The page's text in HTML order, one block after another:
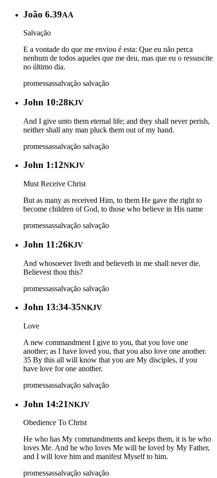
João 6.39AA
Salvação
E a vontade do que me enviou é esta: Que eu não perca
nenhum de todos aqueles que me deu, mas que eu o ressuscite
no último dia.
promessassalvação salvação
John 10:28KJV
And I give unto them eternal life; and they shall never perish,
neither shall any man pluck them out of my hand.
promessassalvação salvação
John 1:12NKJV
Must Receive Christ
But as many as received Him, to them He gave the right to
become children of God, to those who believe in His name
promessassalvação salvação
John 11:26KJV
And whosoever liveth and believeth in me shall never die.
Believest thou this?
promessassalvação salvação
John 13:34-35NKJV
Love
A new commandment I give to you, that you love one
another; as I have loved you, that you also love one another.
35 By this all will know that you are My disciples, if you
have love for one another.
promessassalvação salvação
John 14:21NKJV
Obedience To Christ
He who has My commandments and keeps them, it is he who
loves Me. And he who loves Me will be loved by My Father,
and I will love him and manifest Myself to him.
promessassalvação salvação